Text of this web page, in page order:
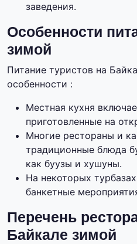
заведения.
Особенности
зимой
Питание туристов на
особенности :
Местная кухня
приготовленные на
Многие рестораны и
традиционные блюда
как буузы и хушуны.
На некоторых
банкетные
Перечень
Байкале зимой